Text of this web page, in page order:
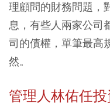
理顧問的財務問題，
息，有些人兩家公司
司的債權，單筆最高
然。
管理人林佑任